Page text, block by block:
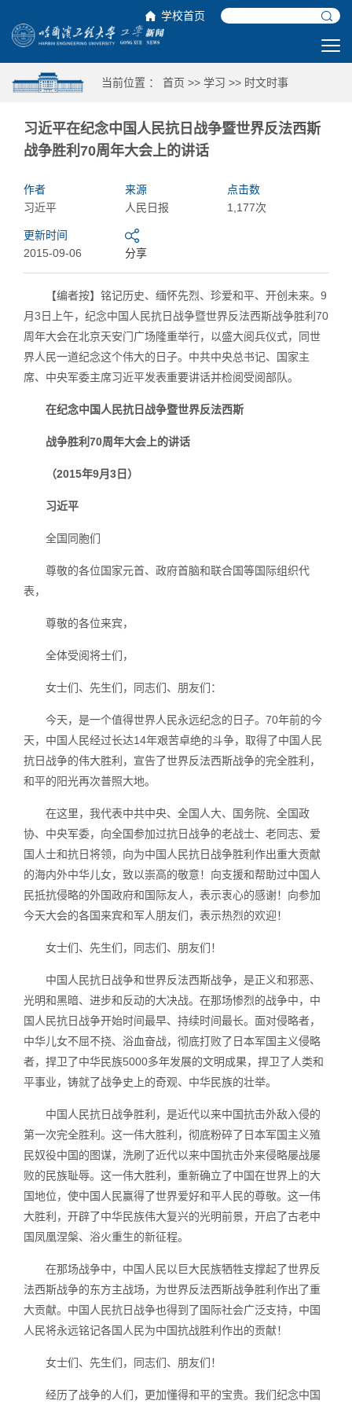
学校首页
当前位置 ： 首页 >> 学习 >> 时文时事
习近平在纪念中国人民抗日战争暨世界反法西斯
战争胜利70周年大会上的讲话
作者
习近平
来源
人民日报
点击数
1,177次
更新时间
2015-09-06
分享
【编者按】铭记历史、缅怀先烈、珍爱和平、开创未来。9
月3日上午，纪念中国人民抗日战争暨世界反法西斯战争胜利70
周年大会在北京天安门广场隆重举行，以盛大阅兵仪式，同世
界人民一道纪念这个伟大的日子。中共中央总书记、国家主
席、中央军委主席习近平发表重要讲话并检阅受阅部队。
在纪念中国人民抗日战争暨世界反法西斯
战争胜利70周年大会上的讲话
（2015年9月3日）
习近平
全国同胞们
尊敬的各位国家元首、政府首脑和联合国等国际组织代
表，
尊敬的各位来宾，
全体受阅将士们，
女士们、先生们，同志们、朋友们：
今天，是一个值得世界人民永远纪念的日子。70年前的今
天，中国人民经过长达14年艰苦卓绝的斗争，取得了中国人民
抗日战争的伟大胜利，宣告了世界反法西斯战争的完全胜利，
和平的阳光再次普照大地。
在这里，我代表中共中央、全国人大、国务院、全国政
协、中央军委，向全国参加过抗日战争的老战士、老同志、爱
国人士和抗日将领，向为中国人民抗日战争胜利作出重大贡献
的海内外中华儿女，致以崇高的敬意！向支援和帮助过中国人
民抵抗侵略的外国政府和国际友人，表示衷心的感谢！向参加
今天大会的各国来宾和军人朋友们，表示热烈的欢迎！
女士们、先生们，同志们、朋友们！
中国人民抗日战争和世界反法西斯战争，是正义和邪恶、
光明和黑暗、进步和反动的大决战。在那场惨烈的战争中，中
国人民抗日战争开始时间最早、持续时间最长。面对侵略者，
中华儿女不屈不挠、浴血奋战，彻底打败了日本军国主义侵略
者，捍卫了中华民族5000多年发展的文明成果，捍卫了人类和
平事业，铸就了战争史上的奇观、中华民族的壮举。
中国人民抗日战争胜利，是近代以来中国抗击外敌入侵的
第一次完全胜利。这一伟大胜利，彻底粉碎了日本军国主义殖
民奴役中国的图谋，洗刷了近代以来中国抗击外来侵略屡战屡
败的民族耻辱。这一伟大胜利，重新确立了中国在世界上的大
国地位，使中国人民赢得了世界爱好和平人民的尊敬。这一伟
大胜利，开辟了中华民族伟大复兴的光明前景，开启了古老中
国凤凰涅槃、浴火重生的新征程。
在那场战争中，中国人民以巨大民族牺牲支撑起了世界反
法西斯战争的东方主战场，为世界反法西斯战争胜利作出了重
大贡献。中国人民抗日战争也得到了国际社会广泛支持，中国
人民将永远铭记各国人民为中国抗战胜利作出的贡献！
女士们、先生们，同志们、朋友们！
经历了战争的人们，更加懂得和平的宝贵。我们纪念中国